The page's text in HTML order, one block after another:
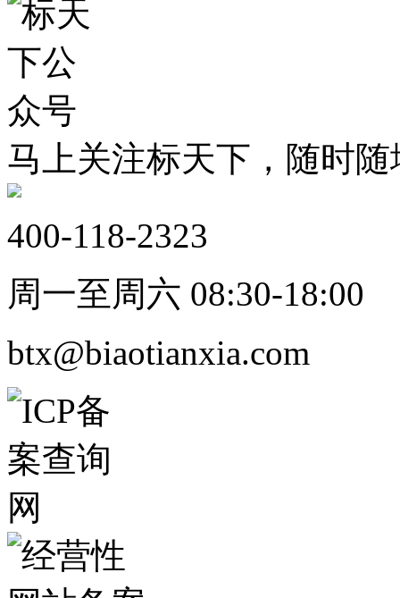
马上关注标天下，随时
400-118-2323
周一至周六 08:30-18:00
btx@biaotianxia.com